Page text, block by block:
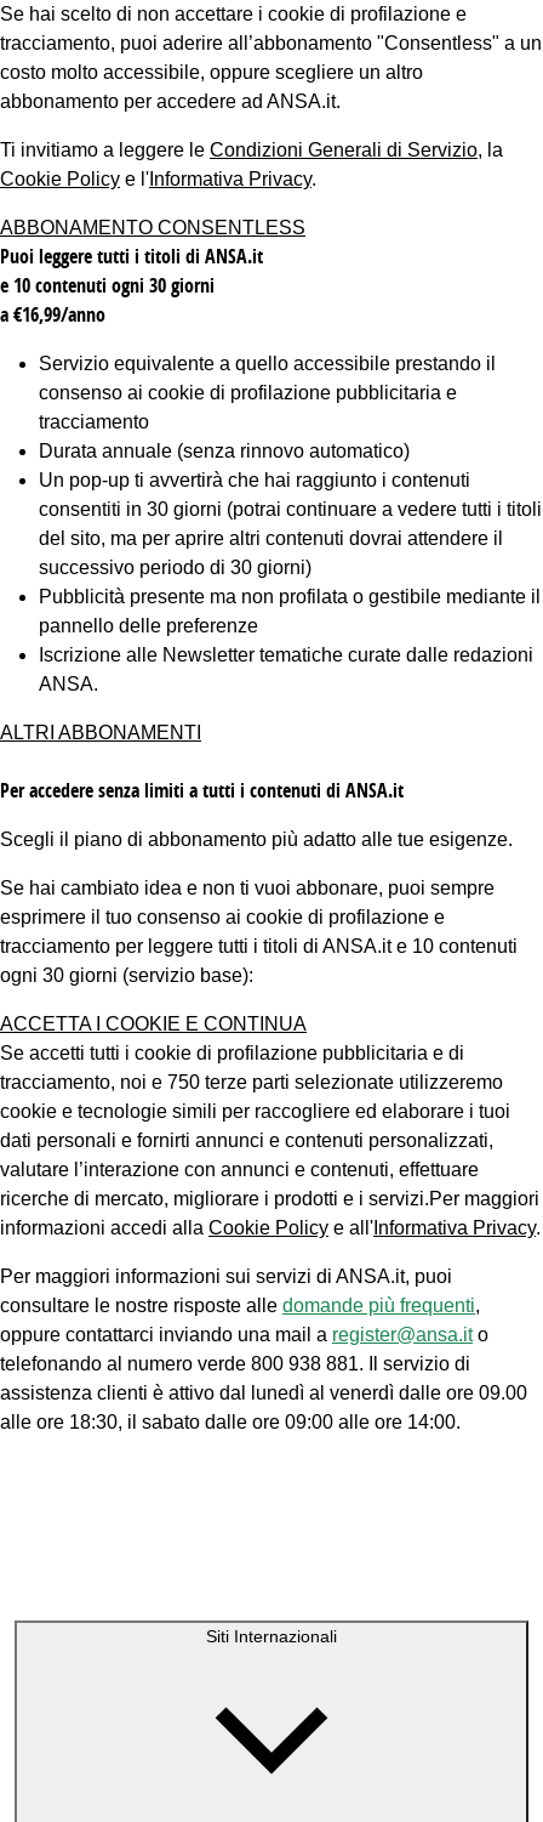
Se hai scelto di non accettare i cookie di profilazione e
tracciamento, puoi aderire all’abbonamento "Consentless" a un
costo molto accessibile, oppure scegliere un altro
abbonamento per accedere ad ANSA.it.
Ti invitiamo a leggere le Condizioni Generali di Servizio, la
Cookie Policy e l' Informativa Privacy.
ABBONAMENTO CONSENTLESS
Puoi leggere tutti i titoli di ANSA.it
e 10 contenuti ogni 30 giorni
a €16,99/anno
Servizio equivalente a quello accessibile prestando il
consenso ai cookie di profilazione pubblicitaria e
tracciamento
Durata annuale (senza rinnovo automatico)
Un pop-up ti avvertirà che hai raggiunto i contenuti
consentiti in 30 giorni (potrai continuare a vedere tutti i titoli
del sito, ma per aprire altri contenuti dovrai attendere il
successivo periodo di 30 giorni)
Pubblicità presente ma non profilata o gestibile mediante il
pannello delle preferenze
Iscrizione alle Newsletter tematiche curate dalle redazioni
ANSA.
ALTRI ABBONAMENTI
Per accedere senza limiti a tutti i contenuti di ANSA.it
Scegli il piano di abbonamento più adatto alle tue esigenze.
Se hai cambiato idea e non ti vuoi abbonare, puoi sempre
esprimere il tuo consenso ai cookie di profilazione e
tracciamento per leggere tutti i titoli di ANSA.it e 10 contenuti
ogni 30 giorni (servizio base):
ACCETTA I COOKIE E CONTINUA
Se accetti tutti i cookie di profilazione pubblicitaria e di
tracciamento, noi e 750 terze parti selezionate utilizzeremo
cookie e tecnologie simili per raccogliere ed elaborare i tuoi
dati personali e fornirti annunci e contenuti personalizzati,
valutare l’interazione con annunci e contenuti, effettuare
ricerche di mercato, migliorare i prodotti e i servizi.Per maggiori
informazioni accedi alla Cookie Policy e all' Informativa Privacy.
Per maggiori informazioni sui servizi di ANSA.it, puoi
consultare le nostre risposte alle domande più frequenti,
oppure contattarci inviando una mail a register@ansa.ito
telefonando al numero verde 800 938 881. Il servizio di
assistenza clienti è attivo dal lunedì al venerdì dalle ore 09.00
alle ore 18:30, il sabato dalle ore 09:00 alle ore 14:00.
Siti Internazionali